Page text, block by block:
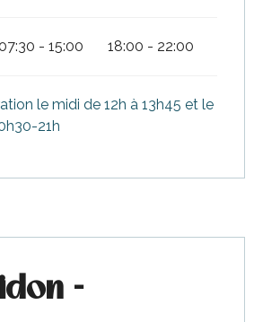
07:30 - 15:00 18:00 - 22:00
le midi de 12h à 13h45 et le
21h
-